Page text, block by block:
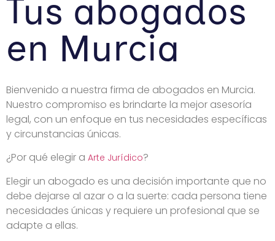
Tus abogados
en Murcia
Bienvenido a nuestra firma de abogados en Murcia.
Nuestro compromiso es brindarte la mejor asesoría
legal, con un enfoque en tus necesidades específicas
y circunstancias únicas.
¿Por qué elegir a Arte Jurídico?
Elegir un abogado es una decisión importante que no
debe dejarse al azar o a la suerte: cada persona tiene
necesidades únicas y requiere un profesional que se
adapte a ellas.